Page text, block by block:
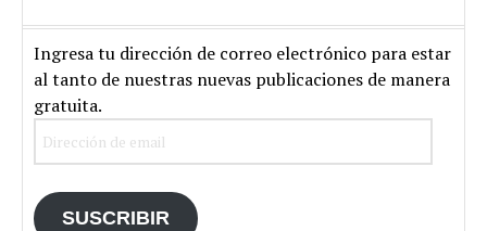
Ingresa tu dirección de correo electrónico para estar
al tanto de nuestras nuevas publicaciones de manera
gratuita.
SUSCRIBIR